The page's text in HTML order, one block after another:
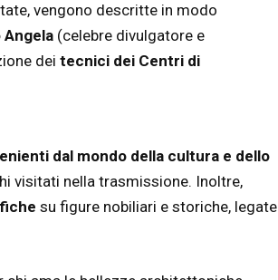
vengono descritte in modo
(celebre divulgatore e
dei tecnici dei Centri di
dal mondo della cultura e dello
visitati nella trasmissione. Inoltre,
su figure nobiliari e storiche, legate